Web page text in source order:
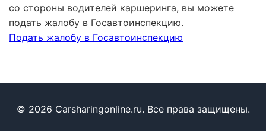
со стороны водителей каршеринга, вы можете
подать жалобу в Госавтоинспекцию.
Подать жалобу в Госавтоинспекцию
© 2026 Carsharingonline.ru. Все права защищены.